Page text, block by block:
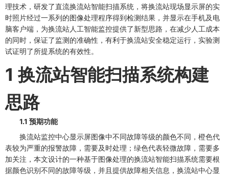
理技术，研发了直流换流站智能扫描系统，将换流站现场显示屏的实
时照片经过一系列的图像处理程序得到检测结果，并显示在手机及电
脑客户端，为换流站人工智能监控提供了新型思路，在减少人工成本
的同时，保证了监测的准确性，有利于换流站安全稳定运行，实验测
试证明了所提系统的有效性。
1 换流站智能扫描系统构建
思路
1.1 预期功能
换流站监控中心显示屏图像中不同故障等级的颜色不同，橙色代
表较为严重的报警故障，需要及时处理；绿色代表轻微故障，需要多
加关注，本文设计的一种基于图像处理的换流站智能扫描系统需要根
据颜色识别不同的故障等级，并且提供故障相关信息，换流站中心显